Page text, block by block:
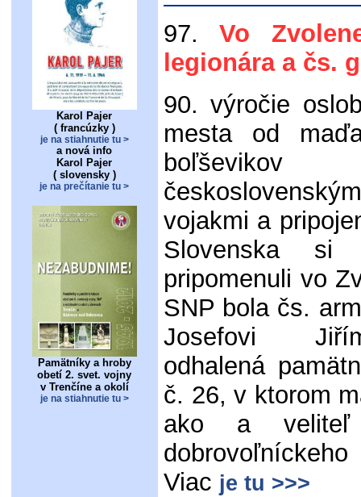
Karol Pajer
( francúzky )
je na stiahnutie tu >
a nová info
Karol Pajer
( slovensky )
je na prečítanie tu >
Pamätníky a hroby
obetí 2. svet. vojny
v Trenčíne a okolí
je na stiahnutie tu >
97.
Vo
legionára a čs.
90. výročie
mesta od
boľševikov
vojakmi a
Slovenska
pripomenuli vo
SNP bola čs.
Josefovi
odhalená
č. 26, v ktorom
ako a
Viac je tu >>>